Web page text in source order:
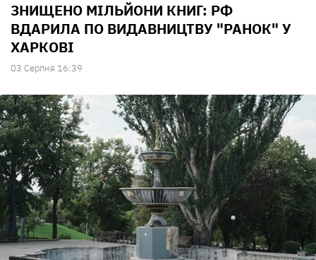
ЗНИЩЕНО МІЛЬЙОНИ КНИГ: РФ
ВДАРИЛА ПО ВИДАВНИЦТВУ "РАНОК" У
ХАРКОВІ
03 Серпня 16:39